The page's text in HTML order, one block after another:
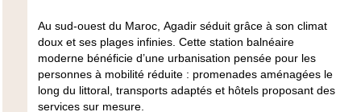
Au sud-ouest du Maroc, Agadir séduit grâce à son climat
doux et ses plages infinies. Cette station balnéaire
moderne bénéficie d’une urbanisation pensée pour les
personnes à mobilité réduite : promenades aménagées le
long du littoral, transports adaptés et hôtels proposant des
services sur mesure.